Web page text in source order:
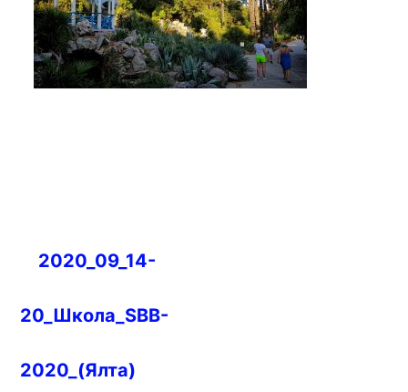
Навигация
записям
2020_09_14-
20_Школа_SBB-
2020_(Ялта)